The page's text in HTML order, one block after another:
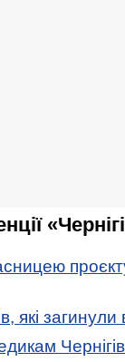
які загинули